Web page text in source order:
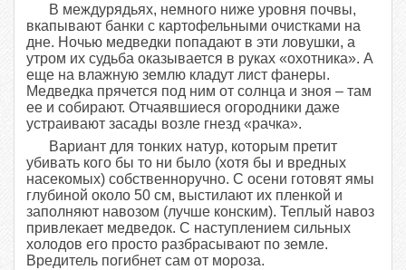
В междурядьях, немного ниже уровня почвы,
вкапывают банки с картофельными очистками на
дне. Ночью медведки попадают в эти ловушки, а
утром их судьба оказывается в руках «охотника». А
еще на влажную землю кладут лист фанеры.
Медведка прячется под ним от солнца и зноя – там
ее и собирают. Отчаявшиеся огородники даже
устраивают засады возле гнезд «рачка».
Вариант для тонких натур, которым претит
убивать кого бы то ни было (хотя бы и вредных
насекомых) собственноручно. С осени готовят ямы
глубиной около 50 см, выстилают их пленкой и
заполняют наво­зом (лучше конским). Теплый навоз
привлекает медведок. С наступлением сильных
холодов его просто разбрасывают по земле.
Вредитель погибнет сам от мороза.